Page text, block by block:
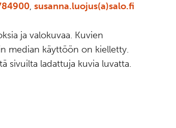
, susanna.luojus(a)salo.fi
ja valokuvaa. Kuvien
median käyttöön on kielletty.
sivuilta ladattuja kuvia luvatta.